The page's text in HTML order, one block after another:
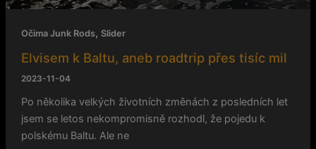
Očima Junk Rods, Slider
Elvisem k Baltu, aneb roadtrip přes tisíc mil
2023-11-04
Po několika velkých životních změnách z posledních let
jsem se letos nekompromisně rozhodl, že pojedu k
polskému Baltu. Ale ne